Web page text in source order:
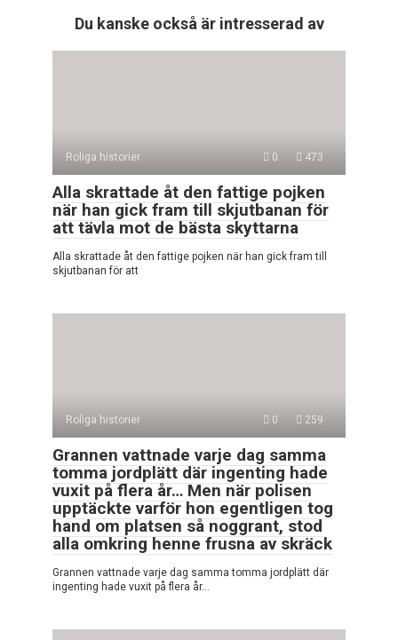
Du kanske också är intresserad av
Roliga historier 0 473
Alla skrattade åt den fattige pojken
när han gick fram till skjutbanan för
att tävla mot de bästa skyttarna
Alla skrattade åt den fattige pojken när han gick fram till
skjutbanan för att
Roliga historier 0 259
Grannen vattnade varje dag samma
tomma jordplätt där ingenting hade
vuxit på flera år… Men när polisen
upptäckte varför hon egentligen tog
hand om platsen så noggrant, stod
alla omkring henne frusna av skräck
Grannen vattnade varje dag samma tomma jordplätt där
ingenting hade vuxit på flera år…